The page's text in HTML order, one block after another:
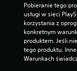
Pobieranie tego
usługi w sieci
korzystania z
konkretnym
produktem. Jeśli
tego produktu.
Warunkach